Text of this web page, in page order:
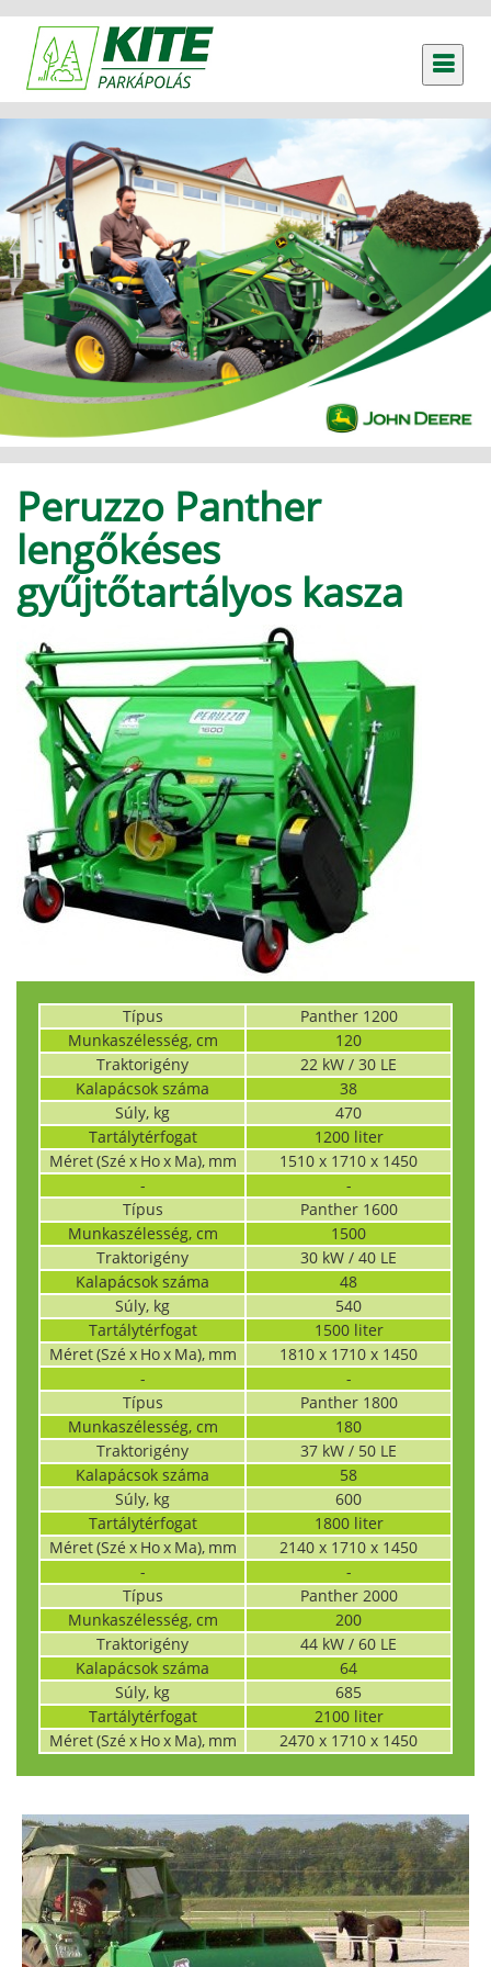
Peruzzo Panther
lengőkéses
gyűjtőtartályos kasza
Típus
Panther 1200
Munkaszélesség, cm
120
Traktorigény
22 kW / 30 LE
Kalapácsok száma
38
Súly, kg
470
Tartálytérfogat
1200 liter
Méret (Szé x Ho x Ma), mm
1510 x 1710 x 1450
-
-
Típus
Panther 1600
Munkaszélesség, cm
1500
Traktorigény
30 kW / 40 LE
Kalapácsok száma
48
Súly, kg
540
Tartálytérfogat
1500 liter
Méret (Szé x Ho x Ma), mm
1810 x 1710 x 1450
-
-
Típus
Panther 1800
Munkaszélesség, cm
180
Traktorigény
37 kW / 50 LE
Kalapácsok száma
58
Súly, kg
600
Tartálytérfogat
1800 liter
Méret (Szé x Ho x Ma), mm
2140 x 1710 x 1450
-
-
Típus
Panther 2000
Munkaszélesség, cm
200
Traktorigény
44 kW / 60 LE
Kalapácsok száma
64
Súly, kg
685
Tartálytérfogat
2100 liter
Méret (Szé x Ho x Ma), mm
2470 x 1710 x 1450